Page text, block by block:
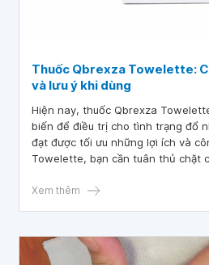
Thuốc Qbrexza Towelette:
và lưu ý khi dùng
Hiện nay, thuốc Qbrexza
biến để điều trị cho tình trạng đổ
đạt được tối ưu những lợi ích và
Towelette, bạn cần tuân thủ chặt
Xem thêm